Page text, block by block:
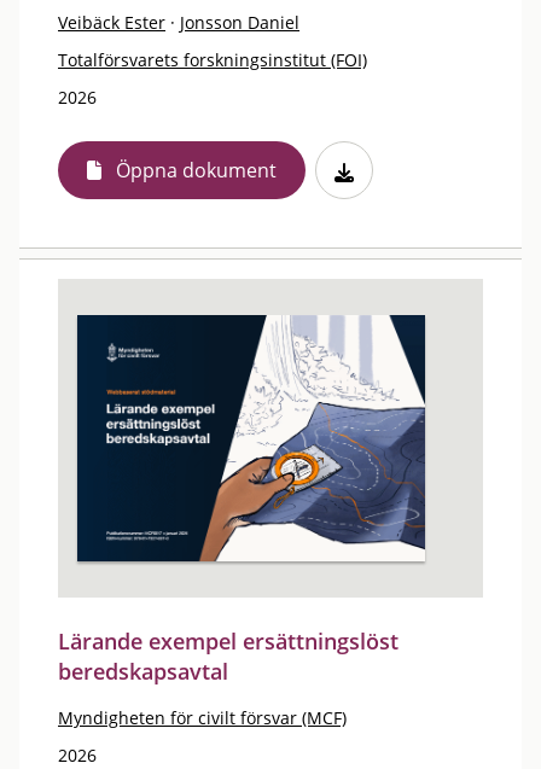
Veibäck Ester · Jonsson Daniel
Totalförsvarets forskningsinstitut (FOI)
2026
Öppna dokument
Lärande exempel ersättningslöst
beredskapsavtal
Myndigheten för civilt försvar (MCF)
2026